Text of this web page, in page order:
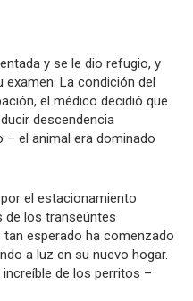
y se le dio refugio, y
La condición del
el médico decidió que
descendencia
– el animal era dominado
el estacionamiento
de los transeúntes
esperado ha comenzado
a luz en su nuevo hogar.
de los perritos –